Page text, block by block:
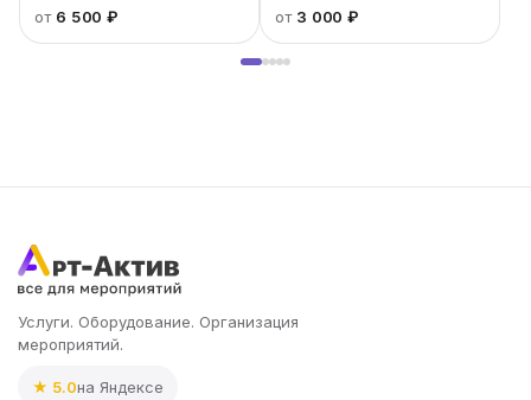
от 6 500 ₽
от 3 000 ₽
Услуги. Оборудование. Организация
мероприятий.
★ 5.0на Яндексе